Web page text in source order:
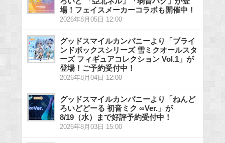
場！フェイスメーカーコラボも開催中！
2026年8月05日 12:00
グッドスマイルカンパニーより「ブライ
ンドボックスシリーズ 雪ミクオールスタ
ーズ フィギュアコレクション Vol.1」が
登場！ご予約受付中！
2026年8月04日 12:00
グッドスマイルカンパニーより「ねんど
ろいどどーる 初音ミク ∞Ver.」が
8/19（水）まで好評予約受付中！
2026年8月03日 15:00